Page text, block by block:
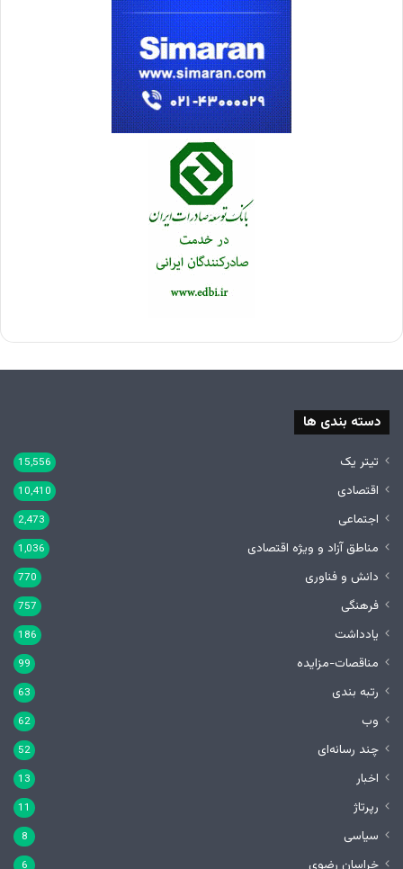
دسته بندی ها
تیتر یک 15,556
اقتصادی 10,410
اجتماعی 2,473
مناطق آزاد و ویژه اقتصادی 1,036
دانش و فناوری 770
فرهنگی 757
یادداشت 186
مناقصات-مزایده 99
رتبه بندی 63
وب 62
چند رسانه‌ای 52
اخبار 13
رپرتاژ 11
سیاسی 8
خراسان رضوی 6